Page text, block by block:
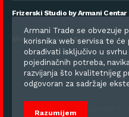
Frizerski Studio by Armani Centar
Ministro - Dom za Starije i
Armani Trade se obvezuje
korisnika web servisa te
obrađivati isključivo u
pojedinačnih potreba,
razvijanja što kvalitetnijeg
odgovoran za sadržaje
Razumijem